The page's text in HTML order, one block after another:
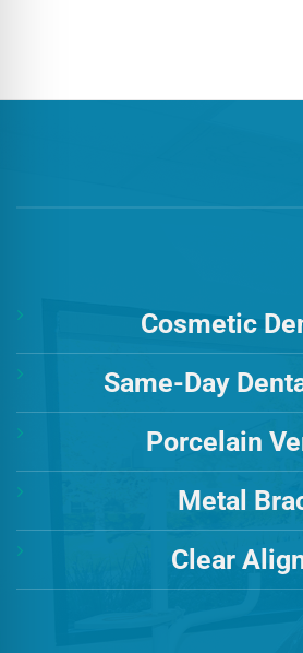
Cosmetic
Same-Day
Porcelain
Metal
Clear